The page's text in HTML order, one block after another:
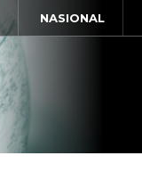
NASIONAL